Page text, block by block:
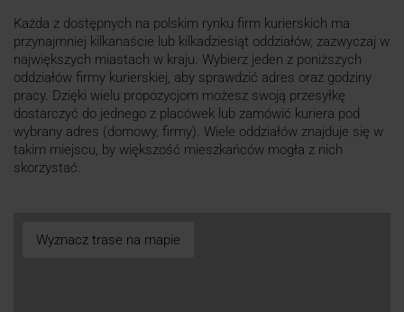
Każda z dostępnych na polskim rynku firm kurierskich ma
przynajmniej kilkanaście lub kilkadziesiąt oddziałów, zazwyczaj w
największych miastach w kraju. Wybierz jeden z poniższych
oddziałów firmy kurierskiej, aby sprawdzić adres oraz godziny
pracy. Dzięki wielu propozycjom możesz swoją przesyłkę
dostarczyć do jednego z placówek lub zamówić kuriera pod
wybrany adres (domowy, firmy). Wiele oddziałów znajduje się w
takim miejscu, by większość mieszkańców mogła z nich
skorzystać.
Wyznacz trase na mapie